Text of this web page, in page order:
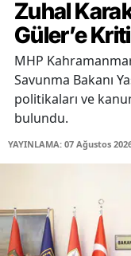
Zuhal
Güler’e
MHP
Savunma Bakanı
politikaları ve
bulundu.
YAYINLAMA: 07 Ağustos